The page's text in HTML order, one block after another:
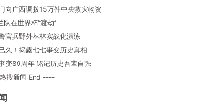
向广西调拨15万件中央救灾物资
队在世界杯“渡劫”
官兵野外丛林实战化演练
久！揭露七七事变历史真相
变89周年 铭记历史吾辈自强
搜新闻 End ----